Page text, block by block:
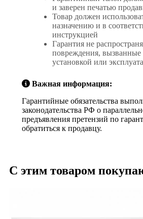
и заверен печатью
Товар должен
назначению и в
инструкцией
Гарантия не
повреждения, вызванные
установкой или
Важная информация:
Гарантийные обязательства
законодательства РФ о
предъявления претензий по
обратиться к продавцу.
С этим товаром